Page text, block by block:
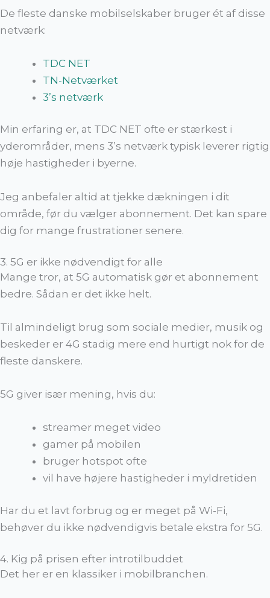
De fleste danske mobilselskaber bruger ét af disse
netværk:
TDC NET
TN-Netværket
3’s netværk
Min erfaring er, at TDC NET ofte er stærkest i
yderområder, mens 3’s netværk typisk leverer rigtig
høje hastigheder i byerne.
Jeg anbefaler altid at tjekke dækningen i dit
område, før du vælger abonnement. Det kan spare
dig for mange frustrationer senere.
3. 5G er ikke nødvendigt for alle
Mange tror, at 5G automatisk gør et abonnement
bedre. Sådan er det ikke helt.
Til almindeligt brug som sociale medier, musik og
beskeder er 4G stadig mere end hurtigt nok for de
fleste danskere.
5G giver især mening, hvis du:
streamer meget video
gamer på mobilen
bruger hotspot ofte
vil have højere hastigheder i myldretiden
Har du et lavt forbrug og er meget på Wi-Fi,
behøver du ikke nødvendigvis betale ekstra for 5G.
4. Kig på prisen efter introtilbuddet
Det her er en klassiker i mobilbranchen.